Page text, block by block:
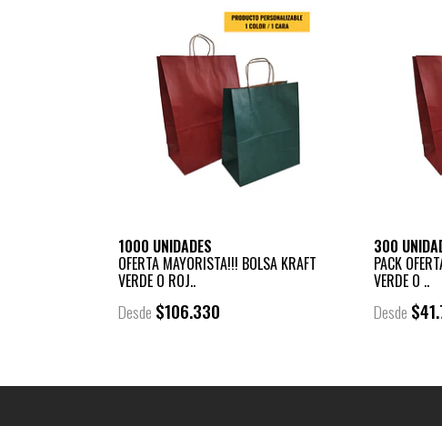
1000 UNIDADES
OFERTA MAYORISTA!!! BOLSA KRAFT
VERDE O ROJ..
Desde $106.330
300
PACK
VERDE O ..
Desde